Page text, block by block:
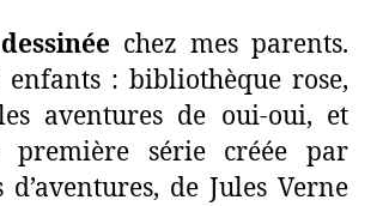
Colomb,
dit
Christophe
chez mes parents.
: bibliothèque rose,
aventures de oui-oui, et
série créée par
de Jules Verne